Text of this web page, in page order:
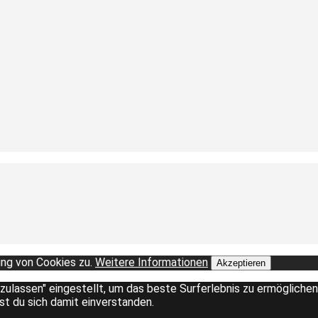
von Cookies zu. Weitere Informationen Akzeptieren
eingestellt, um das beste Surferlebnis zu
du sich damit einverstanden.